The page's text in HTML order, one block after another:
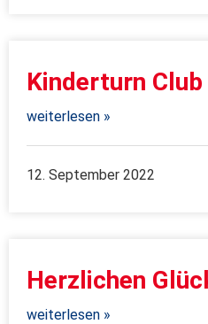
Kinderturn Club
weiterlesen »
12. September 2022
Herzlichen
weiterlesen »